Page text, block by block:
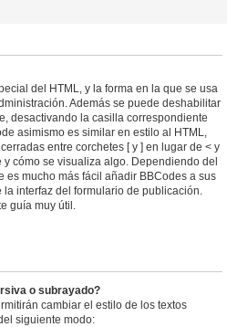
del HTML, y la forma en la que se usa
Además se puede deshabilitar
desactivando la casilla correspondiente
asimismo es similar en estilo al HTML,
entre corchetes [ y ] en lugar de < y
cómo se visualiza algo. Dependiendo del
es mucho más fácil añadir BBCodes a sus
interfaz del formulario de publicación.
guía muy útil.
o subrayado?
cambiar el estilo de los textos
siguiente modo: